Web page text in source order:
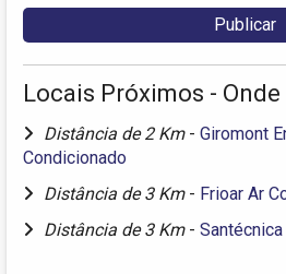
Locais Próximos - Onde
Distância de 2 Km - Giromont
Condicionado
Distância de 3 Km - Frioar Ar
Distância de 3 Km -